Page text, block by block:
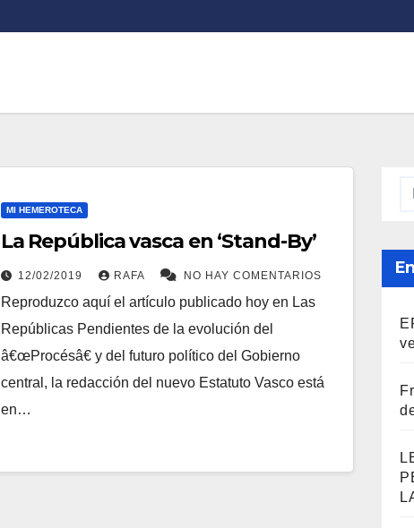
MI HEMEROTECA
La República vasca en ‘Stand-By’
12/02/2019 RAFA NO HAY COMENTARIOS
Reproduzco aquí­ el artí­culo publicado hoy en Las
Repúblicas Pendientes de la evolución del
â€œProcésâ€ y del futuro polí­tico del Gobierno
central, la redacción del nuevo Estatuto Vasco está
en…